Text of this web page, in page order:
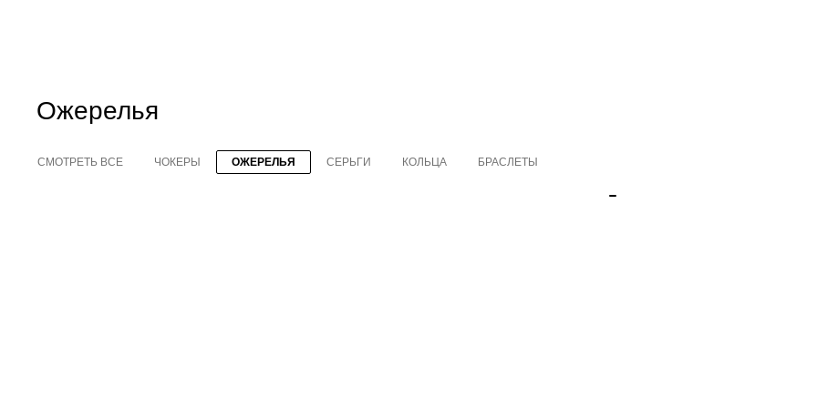
Ожерелья
СМОТРЕТЬ ВСЕ ЧОКЕРЫ ОЖЕРЕЛЬЯ СЕРЬГИ КОЛЬЦА БРАСЛЕТЫ